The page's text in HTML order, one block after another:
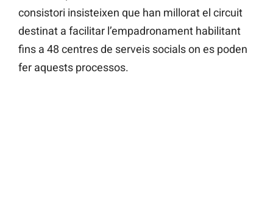
consistori insisteixen que han millorat el circuit
destinat a facilitar l’empadronament habilitant
fins a 48 centres de serveis socials on es poden
fer aquests processos.